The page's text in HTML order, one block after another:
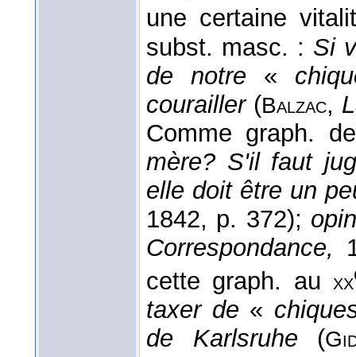
une certaine
subst. masc. : Si
de notre «
courailler(Balzac,
Comme graph.
mère? S'il faut
elle doit être un
1842, p. 372);
Correspondance,
cette graph. au xx
taxer de «
de Karlsruhe (